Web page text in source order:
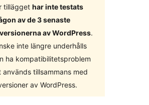
tillägget har inte testats
av de 3 senaste
av WordPress.
inte längre underhålls
ha kompatibilitetsproblem
används tillsammans med
av WordPress.